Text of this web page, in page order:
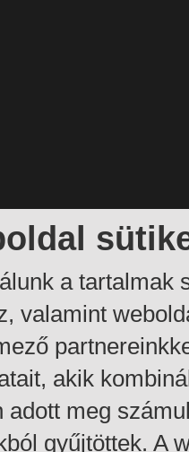
a tartalmak
valamint
akik
adott meg
gyűjtöttek. A